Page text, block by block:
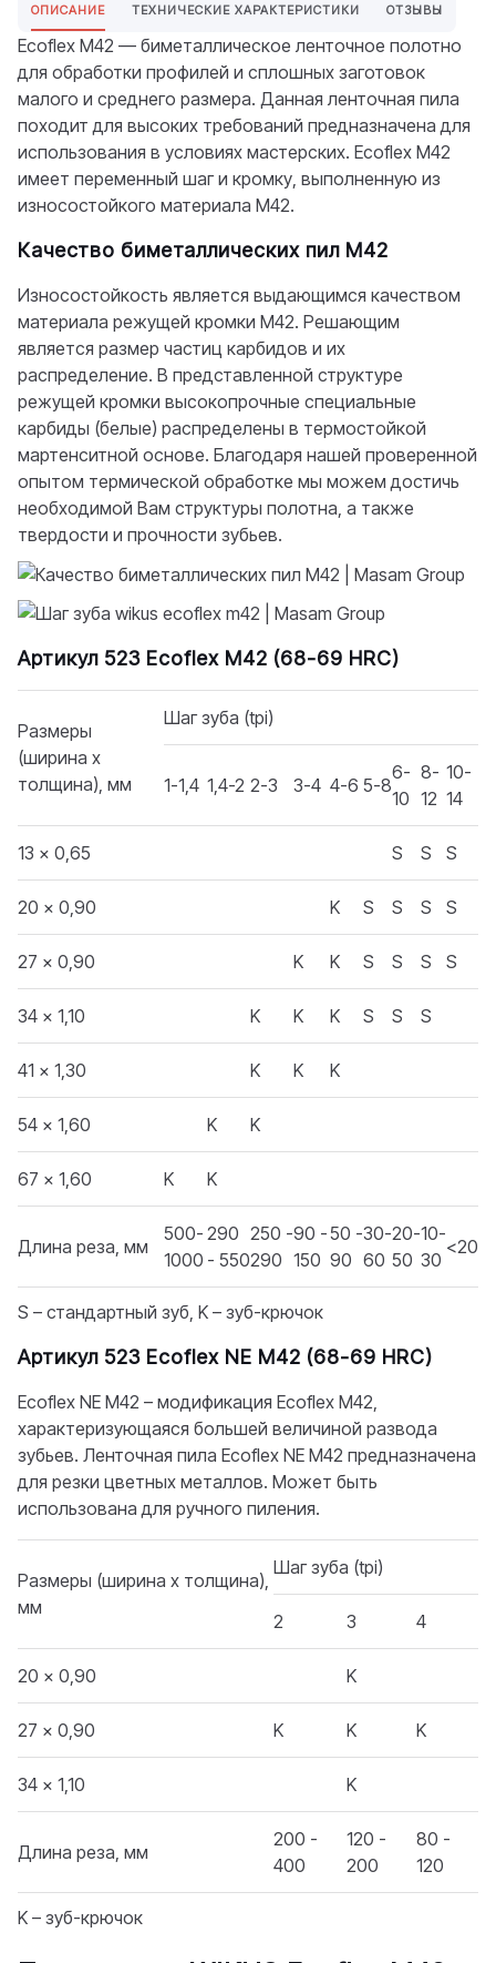
ОПИСАНИЕ ТЕХНИЧЕСКИЕ ХАРАКТЕРИСТИКИ ОТЗЫВЫ
Ecoflex M42 — биметаллическое ленточное полотно
для обработки профилей и сплошных заготовок
малого и среднего размера. Данная ленточная пила
походит для высоких требований предназначена для
использования в условиях мастерских. Ecoflex M42
имеет переменный шаг и кромку, выполненную из
износостойкого материала М42.
Качество биметаллических пил М42
Износостойкость является выдающимся качеством
материала режущей кромки М42. Решающим
является размер частиц карбидов и их
распределение. В представленной структуре
режущей кромки высокопрочные специальные
карбиды (белые) распределены в термостойкой
мартенситной основе. Благодаря нашей проверенной
опытом термической обработке мы можем достичь
необходимой Вам структуры полотна, а также
твердости и прочности зубьев.
Артикул 523 Ecoflex M42 (68-69 HRC)
Размеры
(ширина х
толщина), мм
Шаг зуба (tpi)
1-1,4 1,4-2 2-3 3-4 4-6 5-8
6-
10
8-
12
10-
14
13 x 0,65 S S S
20 x 0,90 K S S S S
27 x 0,90 K K S S S S
34 x 1,10 K K K S S S
41 x 1,30 K K K
54 x 1,60 K K
67 x 1,60 K K
Длина реза, мм
500-
1000
290
- 550
250 -
290
90 -
150
50 -
90
30-
60
20-
50
10-
30
<20
S – стандартный зуб, K – зуб-крючок
Артикул 523 Ecoflex NE M42 (68-69 HRC)
Ecoflex NE M42 – модификация Ecoflex M42,
характеризующаяся большей величиной развода
зубьев. Ленточная пила Ecoflex NE M42 предназначена
для резки цветных металлов. Может быть
использована для ручного пиления.
Размеры (ширина х толщина),
мм
Шаг зуба (tpi)
2 3 4
20 x 0,90 K
27 x 0,90 K K K
34 x 1,10 K
Длина реза, мм
200 -
400
120 -
200
80 -
120
K – зуб-крючок